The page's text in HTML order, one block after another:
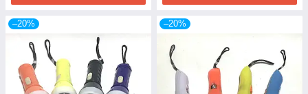
–20% –20%